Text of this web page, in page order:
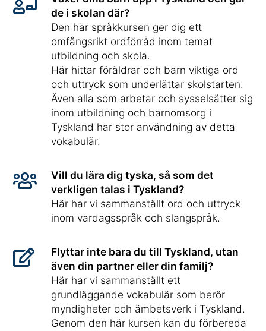
de i skolan där?
Den här språkkursen ger dig ett
omfångsrikt ordförråd inom temat
utbildning och skola.
Här hittar föräldrar och barn viktiga ord
och uttryck som underlättar skolstarten.
Även alla som arbetar och sysselsätter sig
inom utbildning och barnomsorg i
Tyskland har stor användning av detta
vokabulär.
Vill du lära dig tyska, så som det
verkligen talas i Tyskland?
Här har vi sammanställt ord och uttryck
inom vardagsspråk och slangspråk.
Flyttar inte bara du till Tyskland, utan
även din partner eller din familj?
Här har vi sammanställt ett
grundläggande vokabulär som berör
myndigheter och ämbetsverk i Tyskland.
Genom den här kursen kan du förbereda